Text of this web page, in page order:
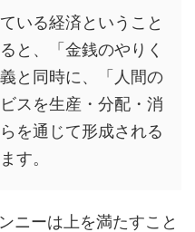
いる経済ということ
と、「金銭のやりく
と同時に、「人間の
スを生産・分配・消
を通じて形成される
す。
ニーは上を満たすこと